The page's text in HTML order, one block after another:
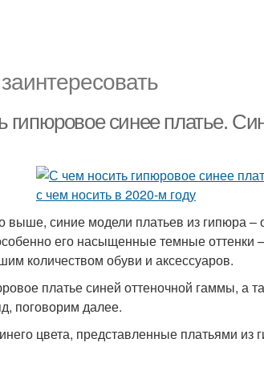
гипюровое синее платье.
выше, синие модели платьев из гипюра
его насыщенные темные
количеством обуви и аксессуаров.
платье синей оттеночной гаммы, а
поговорим далее.
цвета, представленные платьями